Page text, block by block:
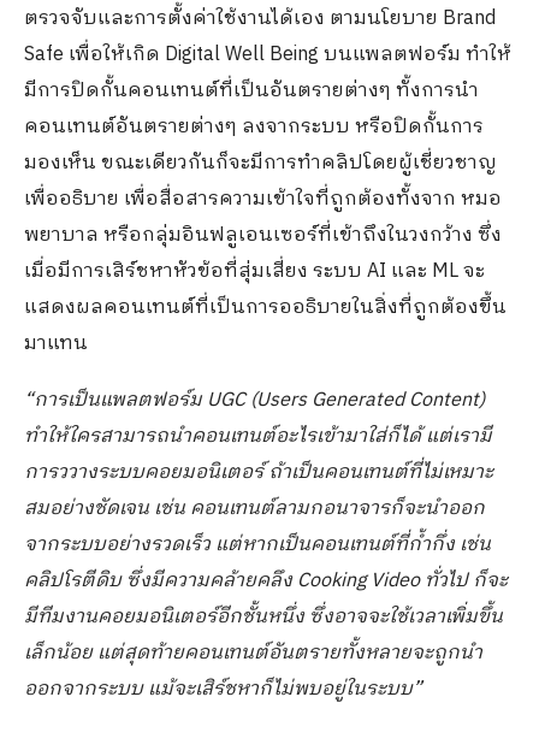
ตรวจจับและการตั้งค่าใช้งานได้เอง​ ตามนโยบาย Brand
Safe เพื่อให้เกิด Digital Well Being บนแพลตฟอร์ม ทำให้
มีการปิดกั้นคอนเทนต์ที่เป็นอันตรายต่างๆ ทั้งการนำ
คอนเทนต์อันตรายต่างๆ ลงจากระบบ หรือปิดกั้นการ
มองเห็น ขณะเดียวกันก็จะมีการทำคลิปโดยผู้เชี่ยวชาญ
เพื่ออธิบาย เพื่อสื่อสารความเข้าใจที่ถูกต้องทั้งจาก หมอ
พยาบาล หรือกลุ่มอินฟลูเอนเซอร์ที่เข้าถึงในวงกว้าง ซึ่ง
เมื่อมีการเสิร์ชหาหัวข้อที่สุ่มเสี่ยง ระบบ AI และ ML จะ
แสดงผลคอนเทนต์ที่เป็นการออธิบายในสิ่งที่ถูกต้องขึ้น
มาแทน
“​การเป็นแพลตฟอร์ม UGC (Users Generated Content)
ทำให้ใครสามารถนำคอนเทนต์อะไรเข้ามาใส่ก็ได้ แต่เรามี
การววางระบบคอยมอนิเตอร์ ถ้าเป็นคอนเทนต์ที่ไม่เหมาะ
สมอย่างชัดเจน เช่น คอนเทนต์ลามกอนาจารก็จะนำออก
จากระบบอย่างรวดเร็ว แต่หากเป็นคอนเทนต์ที่ก้ำกึ่ง เช่น
คลิปโรตีดิบ ซึ่งมีความคล้ายคลึง Cooking Video ทั่วไป ก็จะ
มีทีมงานคอยมอนิเตอร์อีกชั้นหนึ่ง ซึ่งอาจจะใช้เวลาเพิ่มขึ้น
เล็กน้อย แต่สุดท้ายคอนเทนต์อันตรายทั้งหลายจะถูกนำ
ออกจากระบบ แม้จะเสิร์ชหาก็ไม่พบอยู่ในระบบ”​